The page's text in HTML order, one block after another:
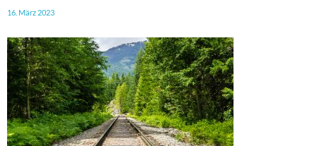
16. März 2023